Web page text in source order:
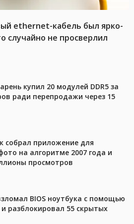
ethernet-кабель был ярко-
случайно не просверлил
купил 20 модулей DDR5 за
ради перепродажи через 15
собрал приложение для
на алгоритме 2007 года и
просмотров
BIOS ноутбука с помощью
и разблокировал 55 скрытых